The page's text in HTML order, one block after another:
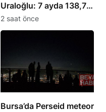
Uraloğlu: 7 ayda 138,7
milyon yolcu seyahat
etti
2 saat önce
Bursa’da Perseid meteor